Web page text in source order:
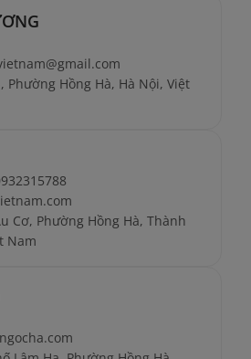
Phường Hồng Hà, Hà Nội, Việt
Cơ, Phường Hồng Hà, Thành
Nam